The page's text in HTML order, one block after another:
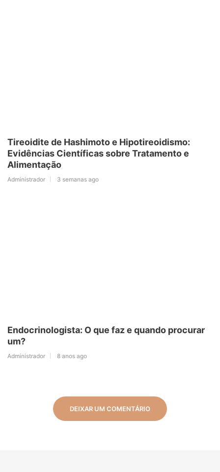
Tireoidite de Hashimoto e Hipotireoidismo:
Evidências Científicas sobre Tratamento e
Alimentação
Administrador 3 semanas ago
Endocrinologista: O que faz e quando procurar
um?
Administrador 8 anos ago
DEIXAR UM COMENTÁRIO